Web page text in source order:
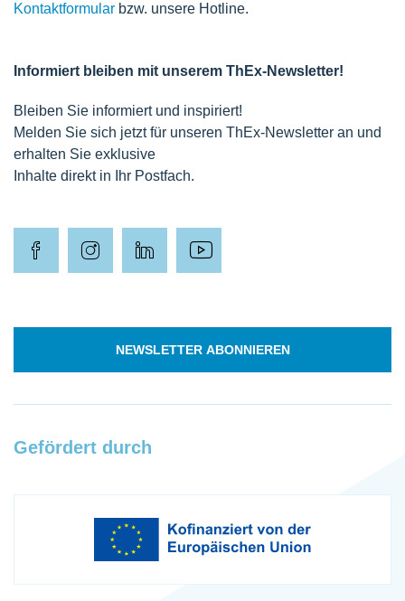
Kontaktformular bzw. unsere Hotline.
Informiert bleiben mit unserem ThEx-Newsletter!
Bleiben Sie informiert und inspiriert!
Melden Sie sich jetzt für unseren ThEx-Newsletter an und
erhalten Sie exklusive
Inhalte direkt in Ihr Postfach.
NEWSLETTER ABONNIEREN
Gefördert durch